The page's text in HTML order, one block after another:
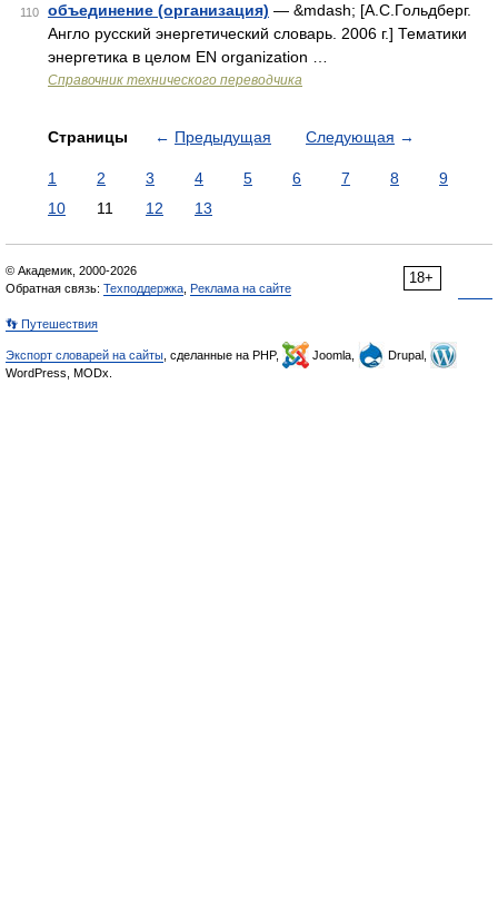
110 объединение (организация) — &mdash; [А.С.Гольдберг.
Англо русский энергетический словарь. 2006 г.] Тематики
энергетика в целом EN organization …
Справочник технического переводчика
Страницы ← Предыдущая Следующая →
1 2 3 4 5 6 7 8
9
10
11 12 13
18+
© Академик, 2000-2026
Обратная связь: Техподдержка Реклама на сайте
👣 Путешествия
Экспорт словарей на сайты , сделанные на PHP, Joomla,
Drupal,
WordPress, MODx.